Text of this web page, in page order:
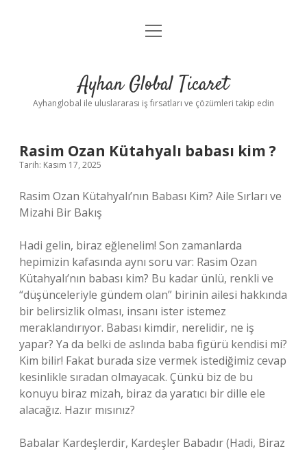
Anasayfa
Yasal Uyarı
menüyü
Ayhan Global Ticaret
Ayhanglobal ile uluslararası iş fırsatları ve çözümleri takip edin
Rasim Ozan Kütahyalı babası kim ?
Tarih: Kasım 17, 2025
Rasim Ozan Kütahyalı’nın Babası Kim? Aile Sırları ve
Mizahi Bir Bakış
Hadi gelin, biraz eğlenelim! Son zamanlarda
hepimizin kafasında aynı soru var: Rasim Ozan
Kütahyalı’nın babası kim? Bu kadar ünlü, renkli ve
“düşünceleriyle gündem olan” birinin ailesi hakkında
bir belirsizlik olması, insanı ister istemez
meraklandırıyor. Babası kimdir, nerelidir, ne iş
yapar? Ya da belki de aslında baba figürü kendisi mi?
Kim bilir! Fakat burada size vermek istediğimiz cevap
kesinlikle sıradan olmayacak. Çünkü biz de bu
konuyu biraz mizah, biraz da yaratıcı bir dille ele
alacağız. Hazır mısınız?
Babalar Kardeşlerdir, Kardeşler Babadır (Hadi, Biraz